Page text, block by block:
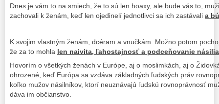
Dnes je vám to na smiech, že to sú len hoaxy, ale bude vás to,
zachovali k ženám, keď len ojedinelí jednotlivci sa ich zastávali a
K svojim vlastným ženám, dcéram a vnučkám. Možno potom
že za to mohla len naivita, ľahostajnosť a podceňovanie
Hovorím o všetkých ženách v Európe, aj o moslimkách, aj o
ohrozené, keď Európa sa vzdáva základných ľudských práv
koľko mužov násilníkov, ktorí neuznávajú ľudskú rovnoprávnosť
dáva im občianstvo.